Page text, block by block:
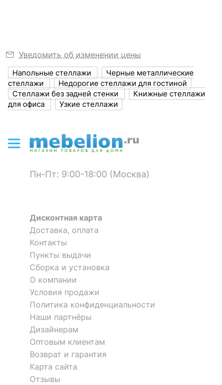
Объем упаковки,
куб. м
?
0.036
Масса брутто, кг 18
Цвет корпуса ? бетон, черный
Материал корпуса ? ЛДСП Е1, металл
Компоненты,
входящие в
комплект
ОСОБЕННОСТИ ПРИМЕНЕНИЯ
Рекомендуемые
помещения
Офис, Прихожая,
Спальня
Скрыть
Уведомить об изменении цены
Напольные стеллажи
Черные металлические
стеллажи
Недорогие стеллажи для гостиной
Стеллажи без задней стенки
Книжные стеллажи
для офиса
Узкие стеллажи
Пн-Пт: 9:00-18:00 (Москва)
Дисконтная карта
Доставка, оплата
Контакты
Пункты выдачи
Сборка и установка
О компании
Условия продажи
Политика конфиденциальности
Наши партнёры
Дизайнерам
Оптовым клиентам
Возврат и гарантия
Карта сайта
Отзывы